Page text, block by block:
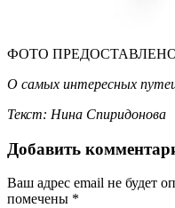
ФОТО
О самых интересных
Текст: Нина Спиридонова
Добавить
Ваш адрес email не будет
помечены *